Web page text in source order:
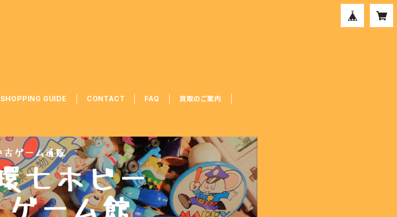
SHOPPING GUIDE CONTACT FAQ 買取のご案内